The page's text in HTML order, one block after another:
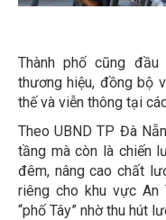
Thành phố cũng
thương hiệu, đồng bộ
thế và viễn thông tại
Theo UBND TP Đà
tầng mà còn là chiến
đêm, nâng cao chất
riêng cho khu vực
“phố Tây” nhờ thu hút